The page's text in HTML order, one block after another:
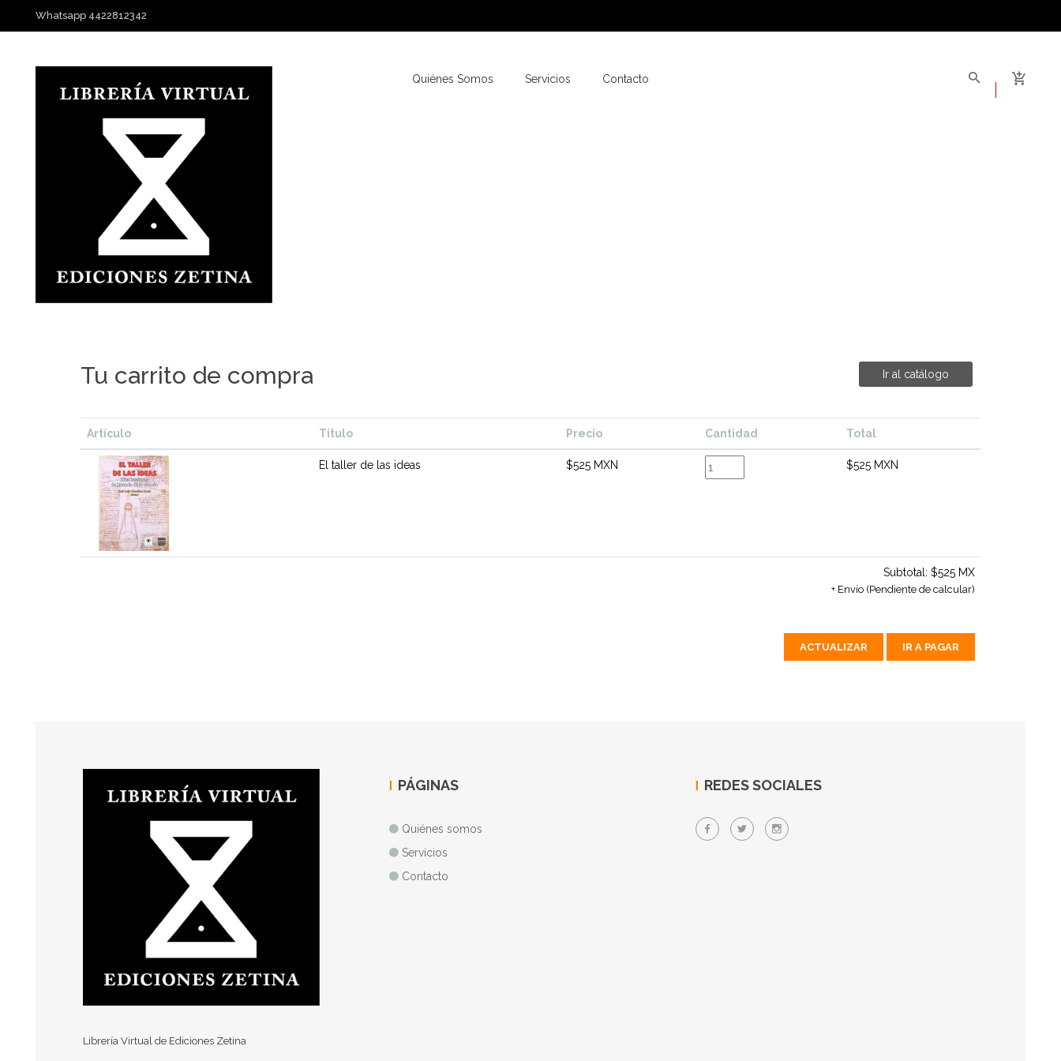
Whatsapp 4422812342
Quiénes Somos Servicios Contacto
Tu carrito de compra Ir al catálogo
Artículo Titulo Precio Cantidad Total
El taller de las ideas $525 MXN $525 MXN
Subtotal: $525 MX
+ Envío (Pendiente de calcular)
ACTUALIZAR IR A PAGAR
Librería Virtual de Ediciones Zetina
PÁGINAS
Quiénes somos
Servicios
Contacto
REDES SOCIALES